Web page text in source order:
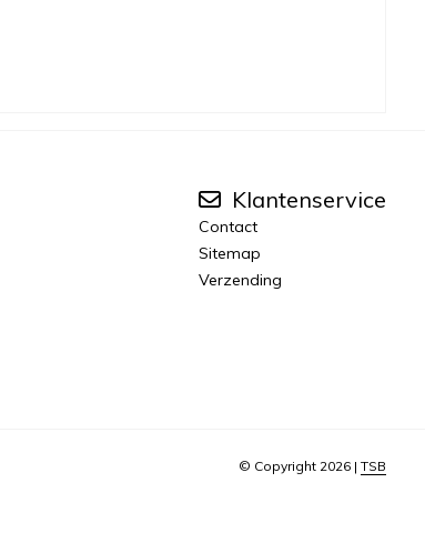
Klantenservice
Contact
Sitemap
Verzending
© Copyright 2026 | TSB